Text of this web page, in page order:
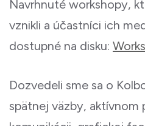
Navrhnuté workshopy,
vznikli a účastníci ich
dostupné na disku:
Dozvedeli sme sa o
spätnej väzby, aktívnom